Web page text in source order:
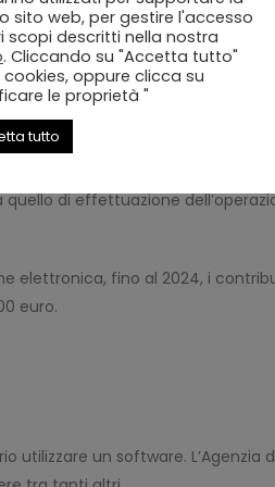
infatti, obbligatoria anche per i
dell’anno 2022 è consentita
specifico viene previsto che
di effettuazione
elettronica, fino al 2024, i
euro.
un software. L’Agenzia
sito web, per gestire l'accesso
descritti nella nostra
. Cliccando su "Accetta tutto"
oppure clicca su
le proprietà "
tutto